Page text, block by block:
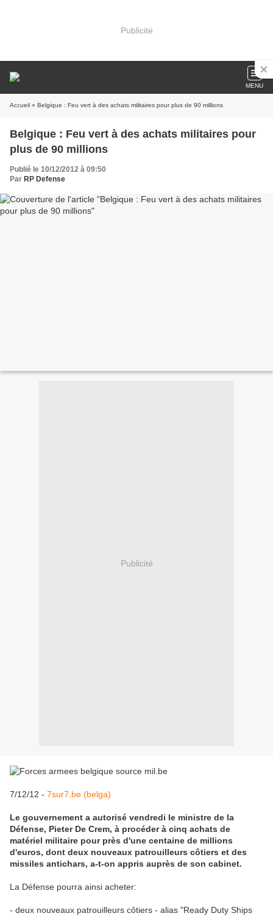
Publicité
MENU
Accueil » Belgique : Feu vert à des achats militaires pour plus de 90 millions
Belgique : Feu vert à des achats militaires pour
plus de 90 millions
Publié le 10/12/2012 à 09:50
Par RP Defense
Publicité
7/12/12 - 7sur7.be (belga)
Le gouvernement a autorisé vendredi le ministre de la
Défense, Pieter De Crem, à procéder à cinq achats de
matériel militaire pour près d'une centaine de millions
d'euros, dont deux nouveaux patrouilleurs côtiers et des
missiles antichars, a-t-on appris auprès de son cabinet.
La Défense pourra ainsi acheter:
- deux nouveaux patrouilleurs côtiers - alias "Ready Duty Ships